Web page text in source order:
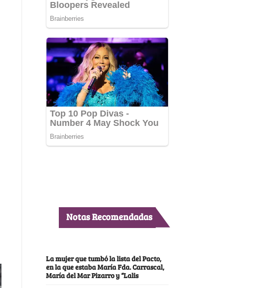
Notas Recomendadas
La mujer que tumbó la lista del Pacto,
en la que estaba María Fda. Carrascal,
María del Mar Pizarro y “Lalis